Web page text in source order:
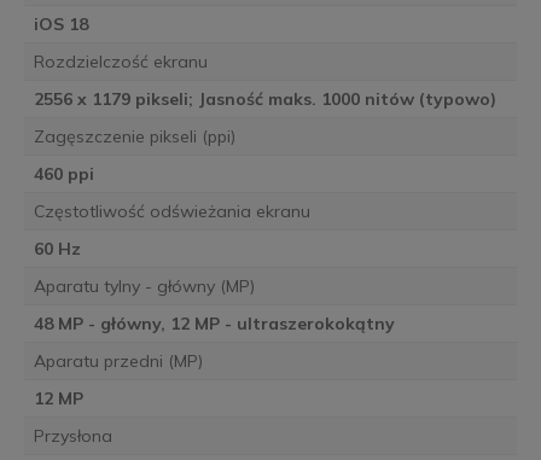
iOS 18
Rozdzielczość ekranu
2556 x 1179 pikseli; Jasność maks. 1000 nitów (typowo)
Zagęszczenie pikseli (ppi)
460 ppi
Częstotliwość odświeżania ekranu
60 Hz
Aparatu tylny - główny (MP)
48 MP - główny, 12 MP - ultraszerokokątny
Aparatu przedni (MP)
12 MP
Przysłona